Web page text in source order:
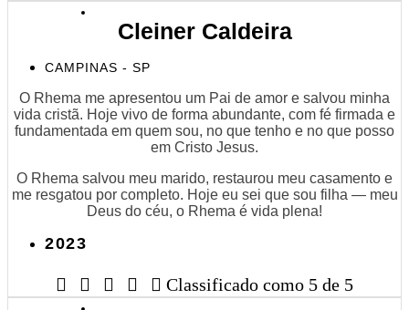
Cleiner Caldeira
CAMPINAS - SP
O Rhema me apresentou um Pai de amor e salvou minha
vida cristã. Hoje vivo de forma abundante, com fé firmada e
fundamentada em quem sou, no que tenho e no que posso
em Cristo Jesus.
O Rhema salvou meu marido, restaurou meu casamento e
me resgatou por completo. Hoje eu sei que sou filha — meu
Deus do céu, o Rhema é vida plena!
2023
     Classificado como 5 de 5